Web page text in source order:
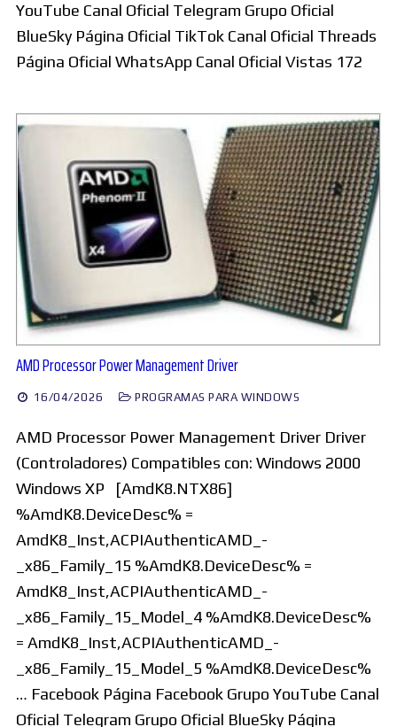
YouTube Canal Oficial Telegram Grupo Oficial
BlueSky Página Oficial TikTok Canal Oficial Threads
Página Oficial WhatsApp Canal Oficial Vistas 172
AMD Processor Power Management Driver
16/04/2026 PROGRAMAS PARA WINDOWS
AMD Processor Power Management Driver Driver
(Controladores) Compatibles con: Windows 2000
Windows XP [AmdK8.NTX86]
%AmdK8.DeviceDesc% =
AmdK8_Inst,ACPIAuthenticAMD_-
_x86_Family_15 %AmdK8.DeviceDesc% =
AmdK8_Inst,ACPIAuthenticAMD_-
_x86_Family_15_Model_4 %AmdK8.DeviceDesc%
= AmdK8_Inst,ACPIAuthenticAMD_-
_x86_Family_15_Model_5 %AmdK8.DeviceDesc%
… Facebook Página Facebook Grupo YouTube Canal
Oficial Telegram Grupo Oficial BlueSky Página